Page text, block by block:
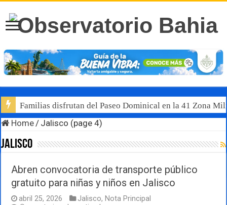
Familias disfrutan del Paseo Dominical en la 41 Zona
Home / Jalisco (page 4)
Jalisco
Abren convocatoria de transporte público
gratuito para niñas y niños en Jalisco
abril 25, 2026 Jalisco, Nota Principal